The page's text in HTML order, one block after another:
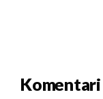
Komentari